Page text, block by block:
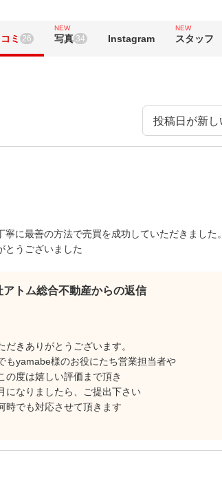
ミ 26
NEW
写真 34 Instagram
NEW
スタッフ
に最善の方法で売買を成功していただきました。
とうございました
アトム総合不動産からの返信
きありがとうございます。
もyamabe様のお役にたち営業担当者や
の度は嬉しい評価まで頂き
になりましたら、ご提出下さい
時でも対応させて頂きます